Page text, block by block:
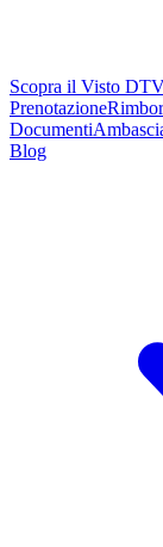
Scopra il Visto
Prenotazione
Documenti
Blog